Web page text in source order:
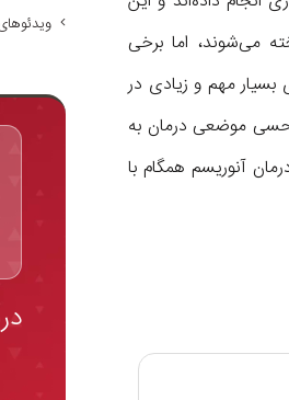
می‌شوند، اما برخی
مهم و زیادی در
موضعی درمان به
آنوریسم همگام با